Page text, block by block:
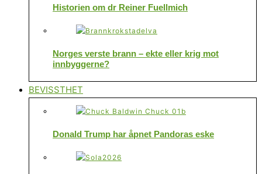
Historien om dr Reiner Fuellmich
Norges verste brann – ekte eller krig mot
innbyggerne?
BEVISSTHET
Donald Trump har åpnet Pandoras eske